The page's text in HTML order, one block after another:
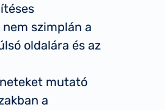
szimplán a
oldalára és az
mutató
a